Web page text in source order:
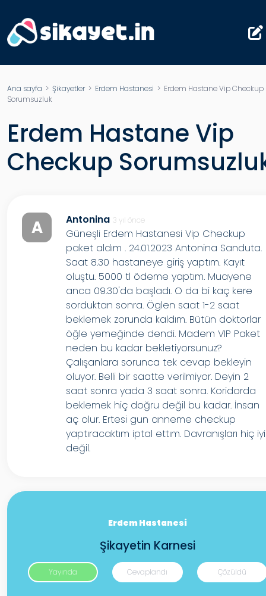
Ana sayfa > Şikayetler> Erdem Hastanesi > Erdem Hastane Vip Checkup
Sorumsuzluk
Erdem Hastane Vip
Checkup
A Antonina 3 yıl önce
Güneşli Erdem Hastanesi Vip Checkup
paket aldım . 24.01.2023 Antonina Sanduta.
Saat 8.30 hastaneye giriş yaptım. Kayıt
oluştu. 5000 tl ödeme yaptım. Muayene
anca 09.30'da başladı. O da bi kaç kere
sorduktan sonra. Öglen saat 1-2 saat
beklemek zorunda kaldım. Bütün doktorlar
öğle yemeğinde dendi. Madem VIP Paket
neden bu kadar bekletiyorsunuz?
Çalışanlara sorunca tek cevap bekleyin
oluyor. Belli bir saatte verilmiyor. Deyin 2
saat sonra yada 3 saat sonra. Koridorda
beklemek hiç doğru değil bu kadar. İnsan
aç olur. Ertesi gun anneme checkup
yaptıracaktım iptal ettım. Davranışları hiç iyi
değil.
Erdem Hastanesi
Şikayetin Karnesi
Yayında Cevaplandı Çözüldü